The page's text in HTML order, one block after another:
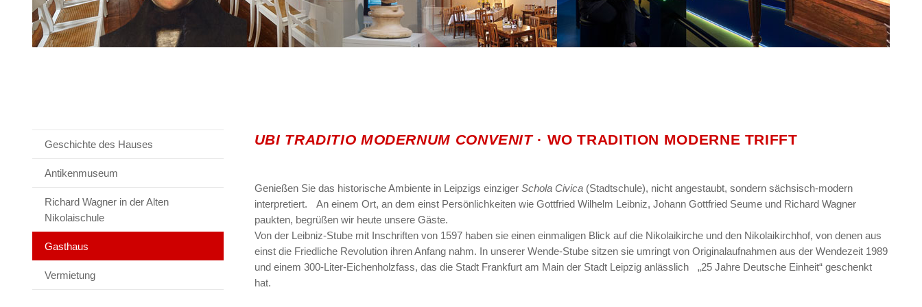
Geschichte des Hauses
Antikenmuseum
Richard Wagner in der Alten
Nikolaischule
Gasthaus
Vermietung
UBI TRADITIO MODERNUM CONVENIT· WO TRADITION MODERNE TRIFFT
Genießen Sie das historische Ambiente in Leipzigs einziger Schola Civica(Stadtschule), nicht angestaubt, sondern sächsisch-modern
interpretiert. An einem Ort, an dem einst Persönlichkeiten wie Gottfried Wilhelm Leibniz, Johann Gottfried Seume und Richard Wagner
paukten, begrüßen wir heute unsere Gäste.
Von der Leibniz-Stube mit Inschriften von 1597 haben sie einen einmaligen Blick auf die Nikolaikirche und den Nikolaikirchhof, von denen aus
einst die Friedliche Revolution ihren Anfang nahm. In unserer Wende-Stube sitzen sie umringt von Originalaufnahmen aus der Wendezeit 1989
und einem 300-Liter-Eichenholzfass, das die Stadt Frankfurt am Main der Stadt Leipzig anlässlich „25 Jahre Deutsche Einheit“ geschenkt
hat.